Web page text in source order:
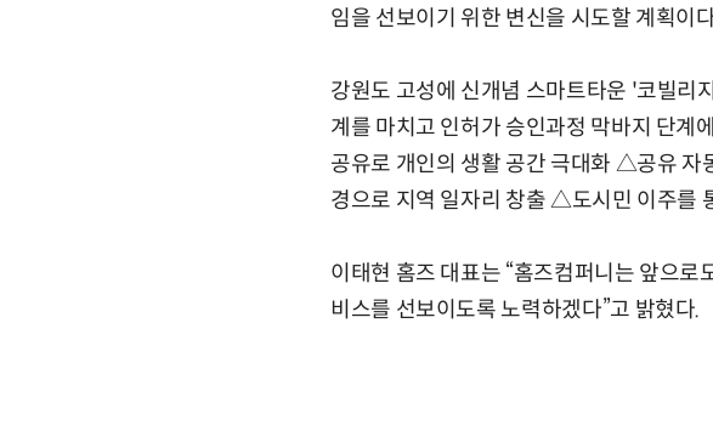
임을 선보이기 위한 변신을 시도할 계획이
강원도 고성에 신개념 스마트타운 '코빌리
계를 마치고 인허가 승인과정 막바지 단계
공유로 개인의 생활 공간 극대화 △공유
경으로 지역 일자리 창출 △도시민 이주를
이태현 홈즈 대표는 “홈즈컴퍼니는 앞으로
비스를 선보이도록 노력하겠다”고 밝혔다.